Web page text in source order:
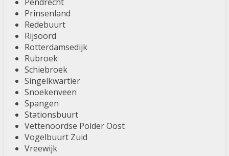
Prinsenland
Redebuurt
Rijsoord
Rotterdamsedijk
Rubroek
Schiebroek
Singelkwartier
Snoekenveen
Spangen
Stationsbuurt
Vettenoordse Polder Oost
Vogelbuurt Zuid
Vreewijk